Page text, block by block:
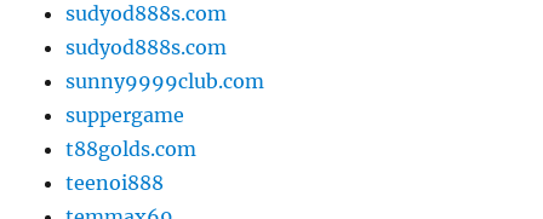
sudyod888s.com
sudyod888s.com
sunny9999club.com
suppergame
t88golds.com
teenoi888